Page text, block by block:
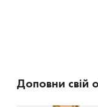
Доповни свій